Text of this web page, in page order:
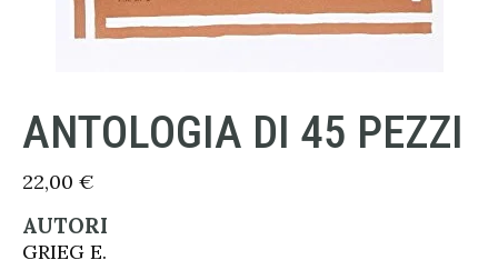
ANTOLOGIA DI 45 PEZZI
22,00 €
AUTORI
GRIEG E.